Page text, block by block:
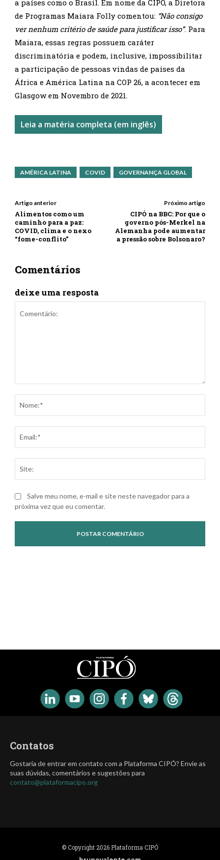
Contatos
Gostaria de entrar em contato com a Plataforma CIPÓ? Envie as
suas dúvidas, comentários e sugestões para
contato@plataformacipo.org
© Copyright 2026 Plataforma CIPÓ